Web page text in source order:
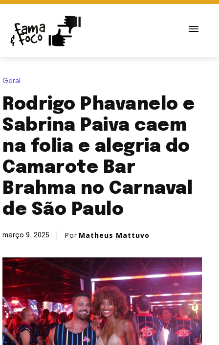
Geral
Rodrigo Phavanelo e
Sabrina Paiva caem
na folia e alegria do
Camarote Bar
Brahma no Carnaval
de São Paulo
março 9, 2025 Por Matheus Mattuvo